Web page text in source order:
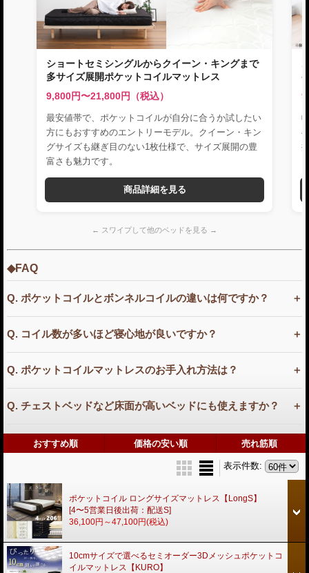
ショートセミシングルからクイーン・キングまで
多サイズ展開ポケットコイルマットレス
9,800円〜21,800円（税込）
最安値帯で、ポケットコイルが自分に合うか試したい
方にもおすすめのエントリーモデル。クイーン・キン
グサイズも継ぎ目のない1枚仕様で、サイズ展開の豊
富さも魅力です。
商品詳細を見る
← スワイプして他のベッドを見る →
◆FAQ
Q. ポケットコイルとボンネルコイルの違いは何ですか？
Q. コイル数が多いほど寝心地が良いですか？
Q. ポケットコイルマットレスのお手入れ方法は？
Q. チェストベッドなど床面が高いベッドにも使えますか？
おすすめ順 価格の安い順 売れ筋順
表示件数:
ポケットコイル ロングサイズマットレス【LongS】
[4〜5営業日後出荷：配送S]
36,100円～47,100円(税込)
10cmサイズで選べるセミオーダー3Dメッシュポケットコ
イルマットレス【KURO】